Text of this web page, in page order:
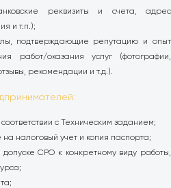
реквизиты и счета, адрес
и т.п.);
подтверждающие репутацию и опыт
работ/оказания услуг (фотографии,
рекомендации и т.д.).
с Техническим заданием;
на налоговый учет и копия паспорта;
СРО к конкретному виду работы,